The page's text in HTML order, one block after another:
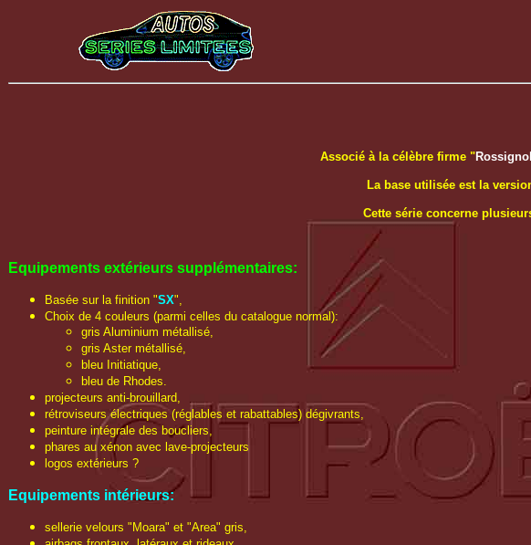
Associé à la célèbre firme "Rossignol
La base utilisée est la
Cette série concerne
Equipements extérieurs supplémentaires:
Basée sur la finition "SX",
Choix de 4 couleurs (parmi celles du catalogue normal):
gris Aluminium métallisé,
gris Aster métallisé,
bleu Initiatique,
bleu de Rhodes.
projecteurs anti-brouillard,
rétroviseurs électriques (réglables et rabattables) dégivrants,
peinture intégrale des boucliers,
phares au xénon avec lave-projecteurs
logos extérieurs ?
Equipements intérieurs:
sellerie velours "Moara" et "Area" gris,